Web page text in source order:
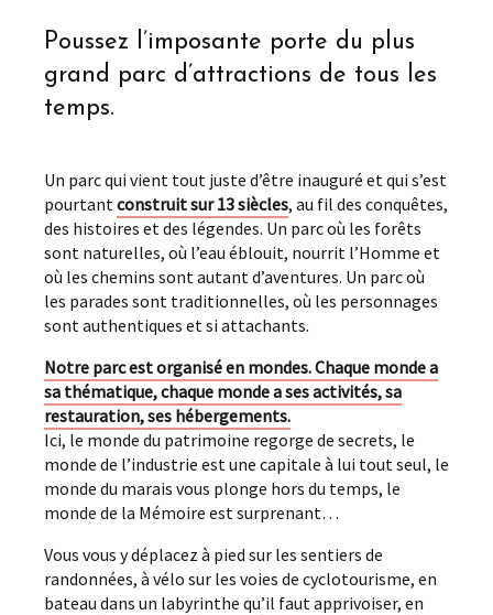
Poussez l’imposante porte du plus
grand parc d’attractions de tous les
temps.
Un parc qui vient tout juste d’être inauguré et qui s’est
pourtantconstruit sur 13 siècles, au fil des conquêtes,
des histoires et des légendes. Un parc où les forêts
sont naturelles, où l’eau éblouit, nourrit l’Homme et
où les chemins sont autant d’aventures. Un parc où
les parades sont traditionnelles, où les personnages
sont authentiques et si attachants.
Notre parc est organisé en mondes. Chaque monde a
sa thématique, chaque monde a ses activités, sa
restauration, ses hébergements.
Ici, le monde du patrimoine regorge de secrets, le
monde de l’industrie est une capitale à lui tout seul, le
monde du marais vous plonge hors du temps, le
monde de la Mémoire est surprenant…
Vous vous y déplacez à pied sur les sentiers de
randonnées, à vélo sur les voies de cyclotourisme, en
bateau dans un labyrinthe qu’il faut apprivoiser, en